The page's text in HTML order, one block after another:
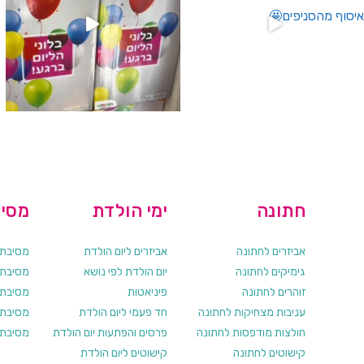
מסיבת
מסיבת
מסיבת
מסיבת
מסיבת
ימי הולדת
אביזרים ליום הולדת
יום הולדת לפי נושא
פיניאטות
חד פעמי ליום הולדת
פרסים והפתעות יום הולדת
קישוטים ליום הולדת
חתונה
אביזרים לחתונה
גימיקים לחתונה
זוהרים לחתונה
עניבות מצחיקות לחתונה
חולצות מודפסות לחתונה
קישוטים לחתונה